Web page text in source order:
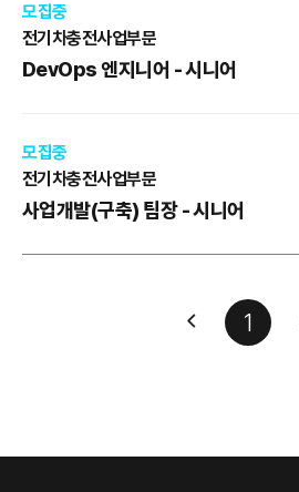
모집중
전기차충전사업부문
DevOps 엔지니어 - 시니어
모집중
전기차충전사업부문
사업개발(구축) 팀장 - 시니어
1